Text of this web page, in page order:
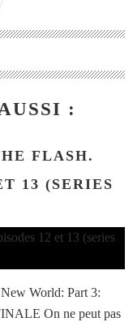
:
FLASH.
13 (SERIES
World: Part 3:
On ne peut pas